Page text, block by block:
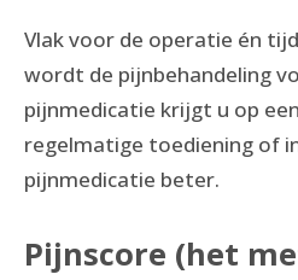
Vlak voor de operatie én
wordt de pijnbehandeling
pijnmedicatie krijgt u op
regelmatige toediening of
pijnmedicatie beter.
Pijnscore (het